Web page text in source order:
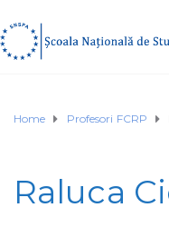
Home Profesori FCRP
Raluca